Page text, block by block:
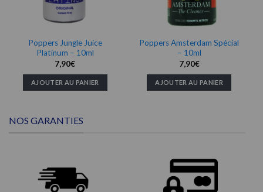
Poppers Jungle Juice
Platinum – 10ml
7,90€
AJOUTER AU PANIER
Poppers Amsterdam Spécial
– 10ml
7,90€
AJOUTER AU PANIER
NOS GARANTIES